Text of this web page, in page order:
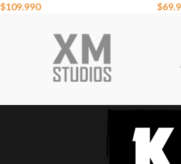
$109.990 $